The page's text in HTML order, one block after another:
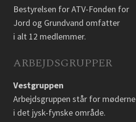
Bestyrelsen for ATV-Fonden for
Jord og Grundvand omfatter
i alt 12 medlemmer.
ARBEJDSGRUPPER
Vestgruppen
Arbejdsgruppen står for møderne
i det jysk-fynske område.